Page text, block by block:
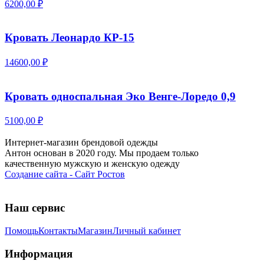
6200,00 ₽
Кровать Леонардо КР-15
14600,00 ₽
Кровать односпальная Эко Венге-Лоредо 0,9
5100,00 ₽
Интернет-магазин брендовой одежды
Антон основан в 2020 году. Мы продаем только
качественную мужскую и женскую одежду
Создание сайта - Сайт Ростов
Наш сервис
ПомощьКонтактыМагазинЛичный кабинет
Информация